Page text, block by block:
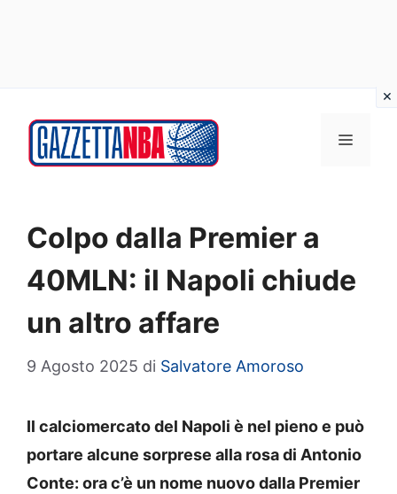
contenuto
MENU
Colpo dalla Premier a
40MLN: il Napoli chiude
un altro affare
9 Agosto 2025 di Salvatore Amoroso
Il calciomercato del Napoli è nel pieno e può
portare alcune sorprese alla rosa di Antonio
Conte: ora c’è un nome nuovo dalla Premier